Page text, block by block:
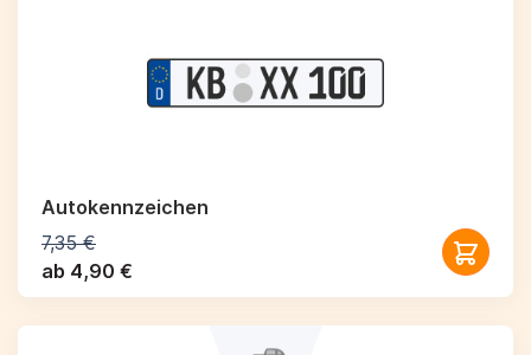
Autokennzeichen
7,35 €
ab 4,90 €